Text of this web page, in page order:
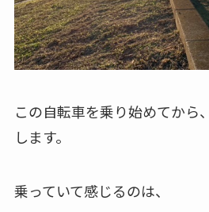
この自転車を乗り始めてから
します。
乗っていて感じるのは、